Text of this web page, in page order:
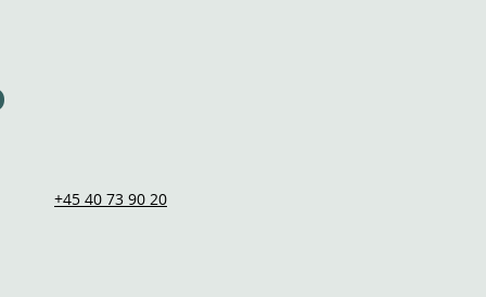
for ledere
+45 40 73 90 20